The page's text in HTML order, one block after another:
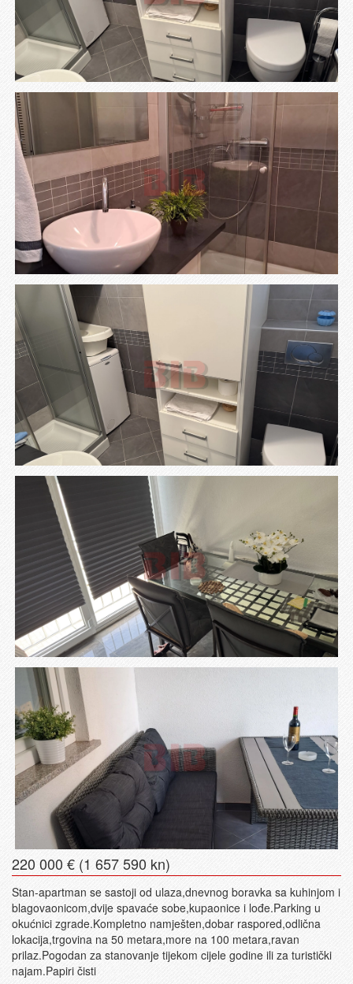
220 000 € (1 657 590 kn)
Stan-apartman se sastoji od ulaza,dnevnog boravka sa kuhinjom i
blagovaonicom,dvije spavaće sobe,kupaonice i lođe.Parking u
okućnici zgrade.Kompletno namješten,dobar raspored,odlična
lokacija,trgovina na 50 metara,more na 100 metara,ravan
prilaz.Pogodan za stanovanje tijekom cijele godine ili za turistički
najam.Papiri čisti